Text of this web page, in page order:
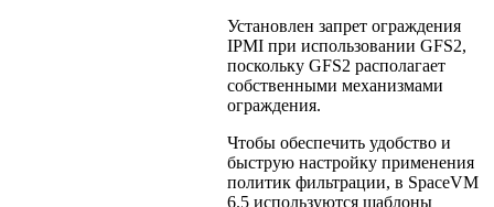
Установлен запрет ограждения
IPMI при использовании GFS2,
поскольку GFS2 располагает
собственными механизмами
ограждения.
Чтобы обеспечить удобство и
быструю настройку применения
политик фильтрации, в SpaceVM
6.5 используются шаблоны